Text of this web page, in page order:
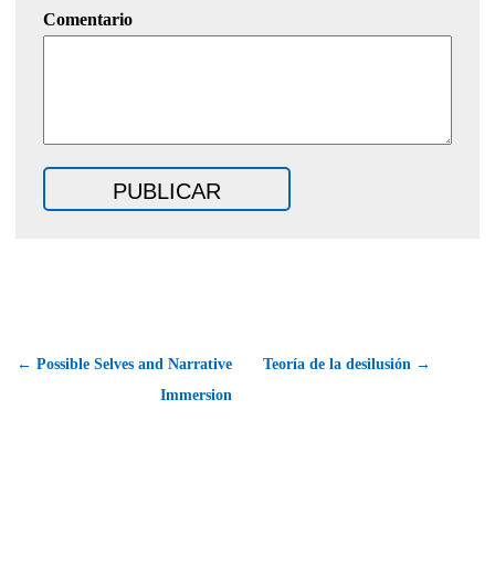
Comentario
← Possible Selves and Narrative
Immersion
Teoría de la desilusión →